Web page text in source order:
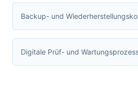
Backup- und
Digitale Prüf- und